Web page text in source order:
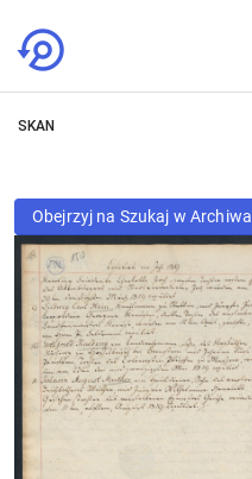
SKAN
Obejrzyj na Szukaj w